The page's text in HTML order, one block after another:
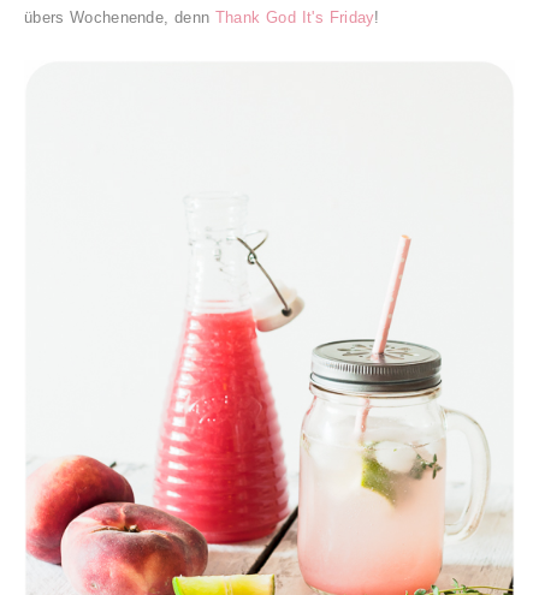
übers Wochenende, denn Thank God It's Friday!